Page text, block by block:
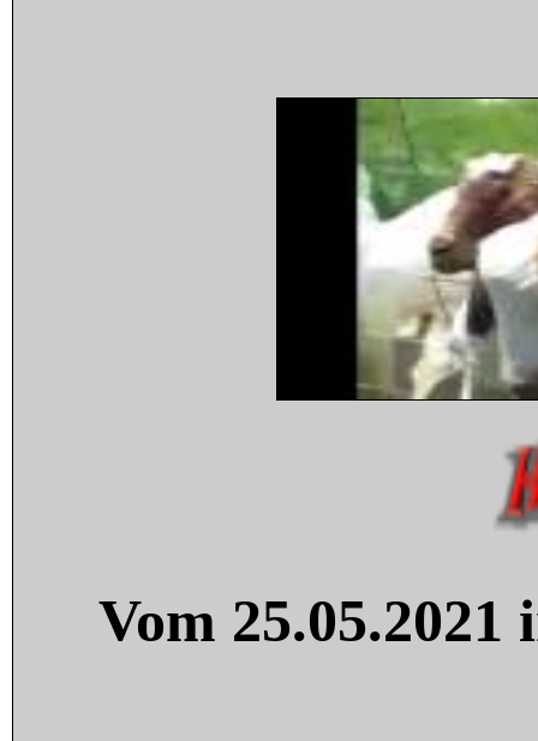
Vom